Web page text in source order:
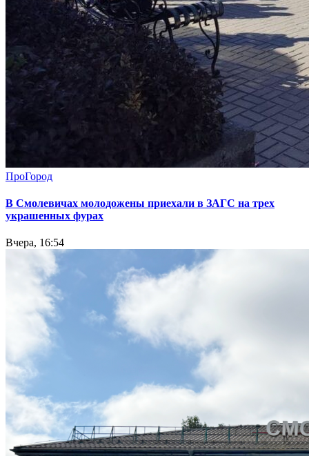
ПроГород
В Смолевичах молодожены приехали в ЗАГС на трех
украшенных фурах
Вчера, 16:54